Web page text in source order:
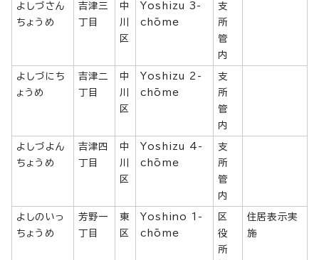
よしづさん
ちょうめ
吉津三
丁目
中
川
区
Yoshizu 3-
chōme
支
所
管
内
よしづにち
ょうめ
吉津二
丁目
中
川
区
Yoshizu 2-
chōme
支
所
管
内
よしづよん
ちょうめ
吉津四
丁目
中
川
区
Yoshizu 4-
chōme
支
所
管
内
よしのいっ
ちょうめ
芳野一
丁目
東
区
Yoshino 1-
chōme
区
役
所
住居表示実
施